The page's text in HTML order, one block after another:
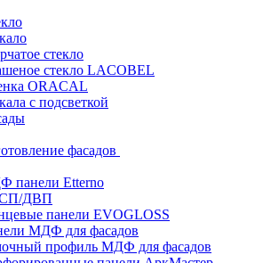
стекло
стекло LACOBEL
ORACAL
с подсветкой
фасадов
панели Etterno
ДВП
панели EVOGLOSS
МДФ для фасадов
профиль МДФ для фасадов